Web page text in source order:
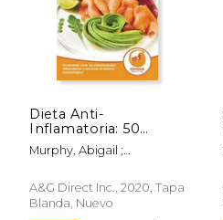
Dieta Anti-
Inflamatoria: 50
Recetas Naturales
Para Aliviar el Dolor,
Inflamatoria,
Restaurar su Sistema
Murphy, Abigail ;
A&g Direct Inc., 2020, Tapa
Blanda, Nuevo